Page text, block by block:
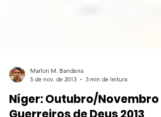
5 de nov. de 2013
3 min de leitura